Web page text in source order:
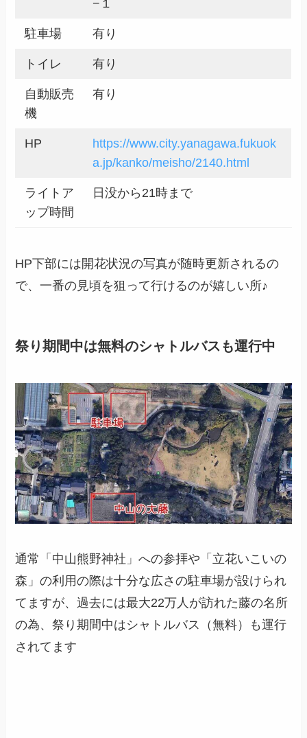
−１
駐車場 有り
トイレ 有り
自動販売
機
有り
HP
https://www.city.yanagawa.fukuok
a.jp/kanko/meisho/2140.html
ライトア
ップ時間
日没から21時まで
HP下部には開花状況の写真が随時更新されるの
で、一番の見頃を狙って行けるのが嬉しい所♪
祭り期間中は無料のシャトルバスも運行中
通常「中山熊野神社」への参拝や「立花いこいの
森」の利用の際は十分な広さの駐車場が設けられ
てますが、過去には最大22万人が訪れた藤の名所
の為、祭り期間中はシャトルバス（無料）も運行
されてます